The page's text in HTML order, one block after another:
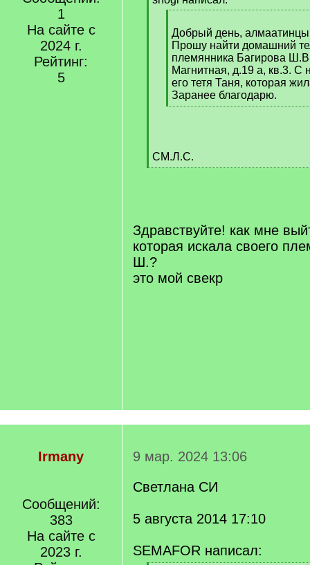
1
На сайте с
2024 г.
Рейтинг:
5
q
]
Добрый день,
Прошу найти домашний
племянника Багирова
Магнитная, д.19 а, кв.3. С
его тетя Таня, которая
Заранее благодарю.
[
СМ.Л.С.
[
Здравствуйте! как мне
которая искала своего
Ш.?
это мой свекр
Irmany
Сообщений:
383
На сайте с
2023 г.
9 мар. 2024 13:06
Светлана СИ
5 августа 2014 17:10
SEMAFOR написал: